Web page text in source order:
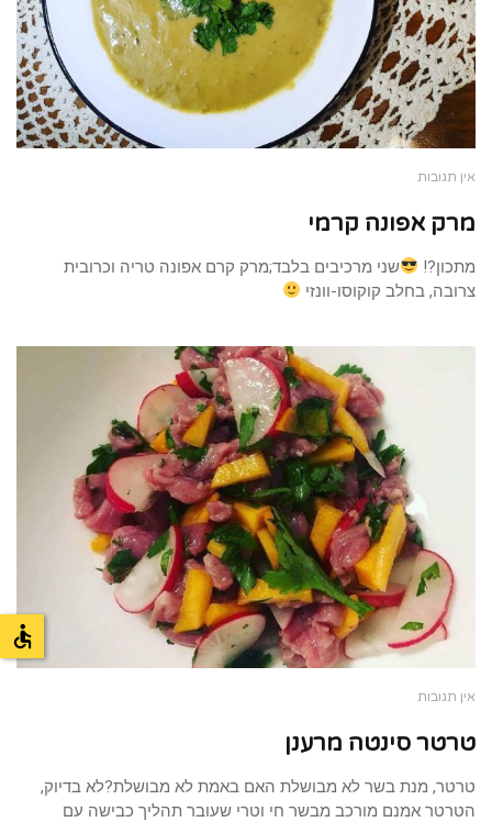
אין תגובות
מרק אפונה קרמי
מתכון?!
שני מרכיבים בלבד;מרק קרם אפונה טריה וכרובית
צרובה, בחלב קוקוסו-וונזי
אין תגובות
טרטר סינטה מרענן
טרטר, מנת בשר לא מבושלת האם באמת לא מבושלת?לא בדיוק,
הטרטר אמנם מורכב מבשר חי וטרי שעובר תהליך כבישה עם